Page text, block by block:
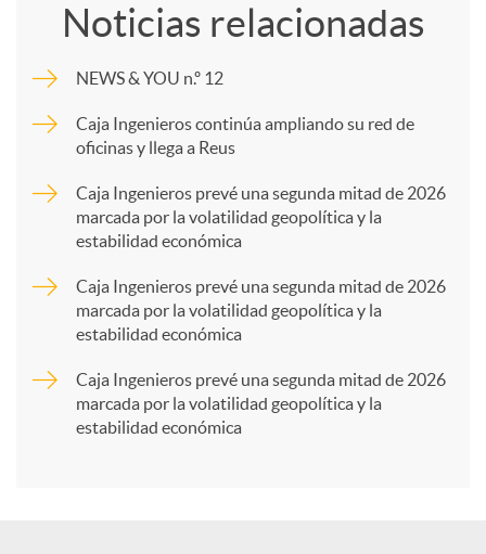
m
p
a
Noticias relacionadas
NEWS & YOU n.º 12
Caja Ingenieros continúa ampliando su red de
oficinas y llega a Reus
Caja Ingenieros prevé una segunda mitad de 2026
marcada por la volatilidad geopolítica y la
estabilidad económica
Caja Ingenieros prevé una segunda mitad de 2026
marcada por la volatilidad geopolítica y la
estabilidad económica
Caja Ingenieros prevé una segunda mitad de 2026
marcada por la volatilidad geopolítica y la
estabilidad económica